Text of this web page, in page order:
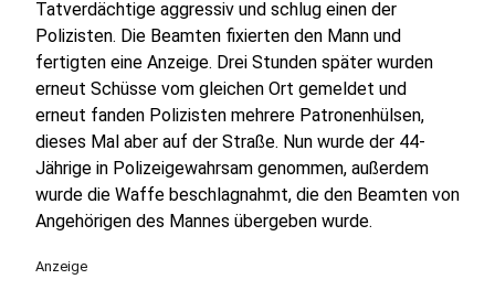
Tatverdächtige aggressiv und schlug einen der
Polizisten. Die Beamten fixierten den Mann und
fertigten eine Anzeige. Drei Stunden später wurden
erneut Schüsse vom gleichen Ort gemeldet und
erneut fanden Polizisten mehrere Patronenhülsen,
dieses Mal aber auf der Straße. Nun wurde der 44-
Jährige in Polizeigewahrsam genommen, außerdem
wurde die Waffe beschlagnahmt, die den Beamten von
Angehörigen des Mannes übergeben wurde.
Anzeige